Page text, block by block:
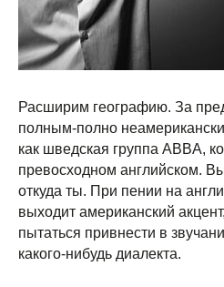
Расширим географию. За
полным-полно
как шведская группа ABBA,
превосходном английском.
откуда ты. При пении на
выходит американский
пытаться привнести в
какого-нибудь диалекта.